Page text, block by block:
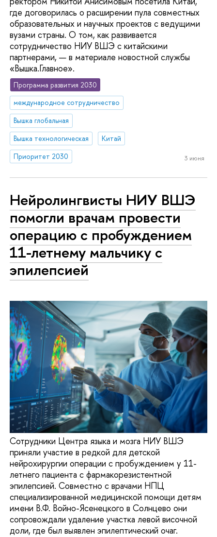
где договорилась о расширении пула совместных
образовательных и научных проектов с ведущими
вузами страны. О том, как развивается
сотрудничество НИУ ВШЭ с китайскими
партнерами, — в материале новостной службы
«Вышка.Главное».
Программа развития 2030
международное сотрудничество
Вышка глобальная
Вышка технологическая
Китай
Приоритет 2030
3 июня
Нейролингвисты НИУ ВШЭ
помогли врачам провести
операцию с пробуждением
11-летнему мальчику с
эпилепсией
Сотрудники Центра языка и мозга НИУ ВШЭ
приняли участие в редкой для детской
нейрохирургии операции с пробуждением у 11-
летнего пациента с фармакорезистентной
эпилепсией. Совместно с врачами НПЦ
специализированной медицинской помощи детям
имени В.Ф. Войно-Ясенецкого в Солнцево они
сопровождали удаление участка левой височной
доли, где был выявлен эпилептический очаг.